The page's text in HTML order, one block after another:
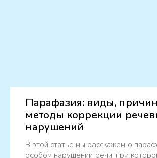
Парафазия: виды,
методы коррекции
нарушений
В этой статье мы расскажем о
особом нарушении речи, при